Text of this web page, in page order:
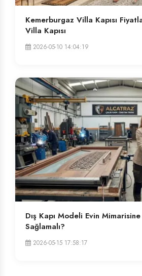
Kemerburgaz Villa Kapısı
Villa Kapısı
2026-05-10 14:04:19
Dış Kapı Modeli Evin Mimarisine
Sağlamalı?
2026-05-15 17:58:17